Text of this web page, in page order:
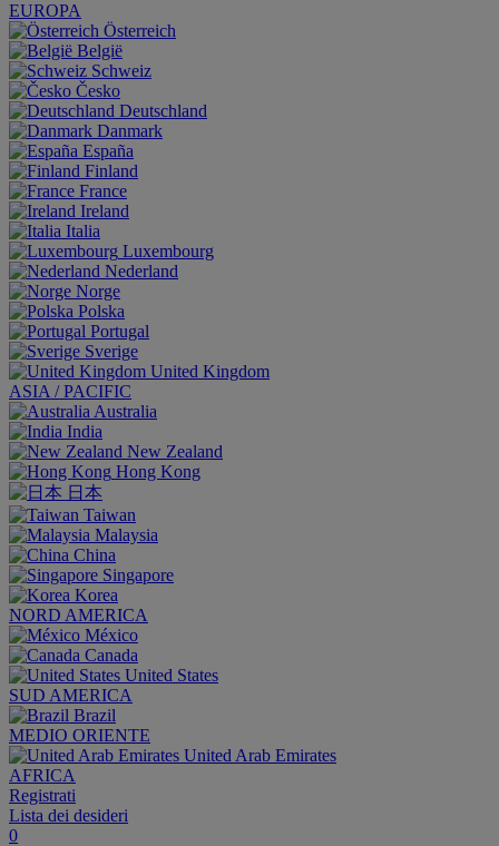
EUROPA
Österreich
België
Schweiz
Česko
Deutschland
Danmark
España
Finland
France
Ireland
Italia
Luxembourg
Nederland
Norge
Polska
Portugal
Sverige
United Kingdom
ASIA / PACIFIC
Australia
India
New Zealand
Hong Kong
日本
Taiwan
Malaysia
China
Singapore
Korea
NORD AMERICA
México
Canada
United States
SUD AMERICA
Brazil
MEDIO ORIENTE
United Arab Emirates
AFRICA
Registrati
Lista dei desideri
0